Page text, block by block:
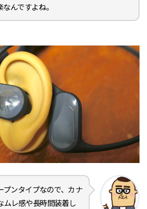
なんですよね。
プンタイプなので、カナ
ムレ感や長時間装着し